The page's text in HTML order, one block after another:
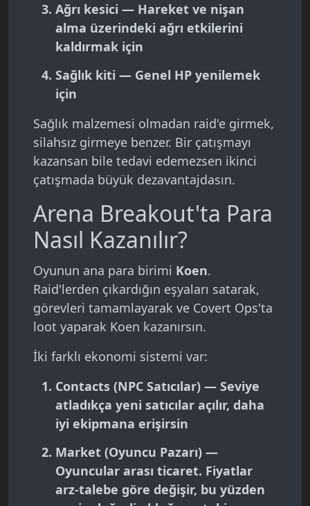
Ağrı kesici — Hareket ve nişan
alma üzerindeki ağrı etkilerini
kaldırmak için
Sağlık kiti — Genel HP yenilemek
için
Sağlık malzemesi olmadan raid'e girmek,
silahsız girmeye benzer. Bir çatışmayı
kazansan bile tedavi edemezsen ikinci
çatışmada büyük dezavantajdasın.
Arena Breakout'ta Para
Nasıl Kazanılır?
Oyunun ana para birimi Koen.
Raid'lerden çıkardığın eşyaları satarak,
görevleri tamamlayarak ve Covert Ops'ta
loot yaparak Koen kazanırsın.
İki farklı ekonomi sistemi var:
Contacts (NPC Satıcılar) — Seviye
atladıkça yeni satıcılar açılır, daha
iyi ekipmana erişirsin
Market (Oyuncu Pazarı) —
Oyuncular arası ticaret. Fiyatlar
arz-talebe göre değişir, bu yüzden